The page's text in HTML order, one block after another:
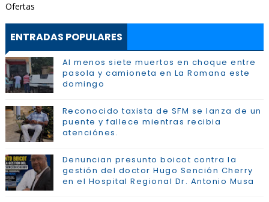
Ofertas
ENTRADAS POPULARES
Al menos siete muertos en choque entre
pasola y camioneta en La Romana este
domingo
Reconocido taxista de SFM se lanza de un
puente y fallece mientras recibia
atenciónes.
Denuncian presunto boicot contra la
gestión del doctor Hugo Sención Cherry
en el Hospital Regional Dr. Antonio Musa